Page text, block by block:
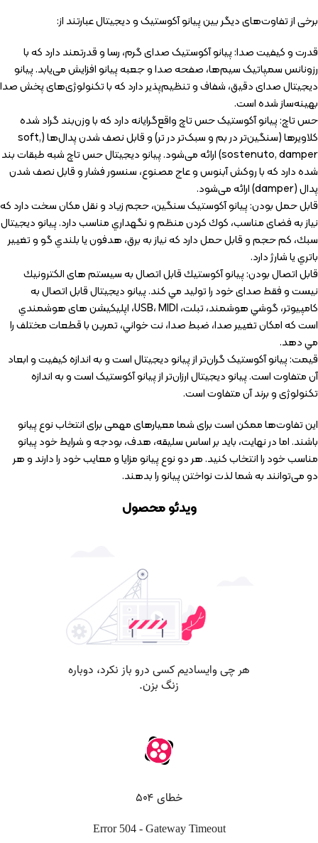
برخی از تفاوت‌های دیگر بین پیانو آکوستیک و دیجیتال عبارتند از:
قدرت و کیفیت صدا: پیانو آکوستیک صدای گرم، رسا و قدرتمند دارد که با
رزونانس سمپاتیک سیم‌ها، صفحه صدا و جعبه پیانو افزایش می‌یابد. پیانو
دیجیتال صدای دقیق، شفاف و تنظیم‌پذیر دارد که با تکنولوژی‌های پخش صدا
بهینه‌ساز شده است.
حس تاچ: پیانو آکوستیک حس تاچ واقع‌گرایانه دارد که با وزن‌بند گراد شده
کلاویرها (سنگین‌تر در بم و سبک‌تر در تر) و قابل نصف شدن پدال‌ها (soft,
sostenuto, damper) ارائه می‌شود. پیانو دیجیتال حس تاچ شبه طبقات بند
شده دارد که با روکش آبنوس و عاج مصنوع، سنسور فشار و قابل نصف شدن
پدال (damper) ارائه می‌شود.
قابل حمل بودن: پیانو آکوستیک سنگین، حجم زیاد و نقل مکان سخت دارد که
نياز به فضای مناسب، کوك كردن منظم و نگهداري مناسب دارد. پيانو ديجيتال
سبك، كم حجم و قابل حمل دارد كه نياز به برق، هدفون يا بلندي گو و تغيير
باتري يا شارژ دارد.
قابل اتصال بودن: پيانو آكوستيك قابل اتصال به سيستم های الكترونيك
نيست و فقط صدای خود را تولید مي كند. پيانو ديجيتال قابل اتصال به
كامپيوتر، گوشي هوشمند، تبلت، USB، MIDI، اپليكيشن های هوشمندي
است كه امكان تغيير صدا، ضبط صدا، نت خواني، تمرين با قطعات مختلف را
مي دهد.
قیمت: پیانو آکوستیک گران‌تر از پیانو دیجیتال است و به اندازه کیفیت و ابعاد
آن متفاوت است. پیانو دیجیتال ارزان‌تر از پیانو آکوستیک است و به اندازه
تکنولوژی و برند آن متفاوت است.
این تفاوت‌ها ممکن است برای شما معیارهای مهمی برای انتخاب نوع پیانو
باشند. اما در نهایت، باید بر اساس سلیقه، هدف، بودجه و شرایط خود پیانو
مناسب خود را انتخاب کنید. هر دو نوع پیانو مزایا و معایب خود را دارند و هر
دو می‌توانند به شما لذت نواختن پیانو را بدهند.
ویدئو محصول